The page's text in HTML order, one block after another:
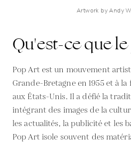
Artwork by Andy
Qu'est-ce que
Pop Art est un mouvement
Grande-Bretagne en 1955 et à la
aux États-Unis. Il a défié la
intégrant des images de la
les actualités, la publicité et les
Pop Art isole souvent des